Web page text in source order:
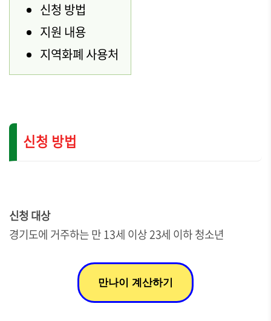
신청 방법
지원 내용
지역화폐 사용처
신청 방법
신청 대상
경기도에 거주하는 만 13세 이상 23세 이하 청소년
만나이 계산하기